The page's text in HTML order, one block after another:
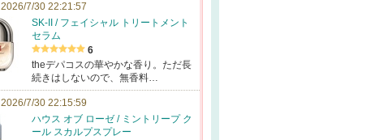
2026/7/30 22:21:57
SK-II / フェイシャル トリートメント
セラム
6
theデパコスの華やかな香り。ただ長
続きはしないので、無香料…
2026/7/30 22:15:59
ハウス オブ ローゼ / ミントリープ ク
ール スカルプスプレー